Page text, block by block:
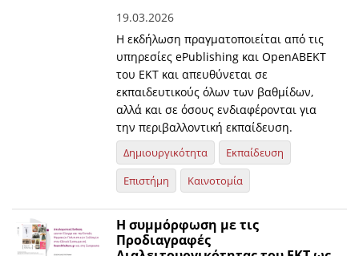
19.03.2026
Η εκδήλωση πραγματοποιείται από τις
υπηρεσίες ePublishing και OpenABEKT
του ΕΚΤ και απευθύνεται σε
εκπαιδευτικούς όλων των βαθμίδων,
αλλά και σε όσους ενδιαφέρονται για
την περιβαλλοντική εκπαίδευση.
Δημιουργικότητα
Εκπαίδευση
Επιστήμη
Καινοτομία
Η συμμόρφωση με τις
Προδιαγραφές